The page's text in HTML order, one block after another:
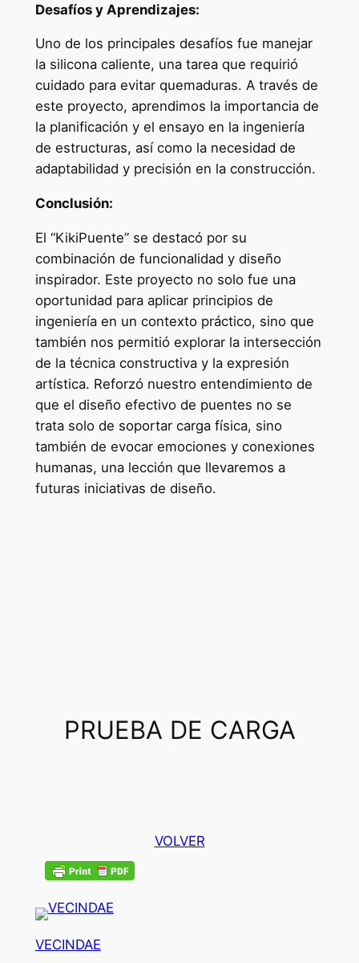
Desafíos y Aprendizajes:
Uno de los principales desafíos fue manejar
la silicona caliente, una tarea que requirió
cuidado para evitar quemaduras. A través de
este proyecto, aprendimos la importancia de
la planificación y el ensayo en la ingeniería
de estructuras, así como la necesidad de
adaptabilidad y precisión en la construcción.
Conclusión:
El “KikiPuente” se destacó por su
combinación de funcionalidad y diseño
inspirador. Este proyecto no solo fue una
oportunidad para aplicar principios de
ingeniería en un contexto práctico, sino que
también nos permitió explorar la intersección
de la técnica constructiva y la expresión
artística. Reforzó nuestro entendimiento de
que el diseño efectivo de puentes no se
trata solo de soportar carga física, sino
también de evocar emociones y conexiones
humanas, una lección que llevaremos a
futuras iniciativas de diseño.
PRUEBA DE CARGA
VOLVER
VECINDAE